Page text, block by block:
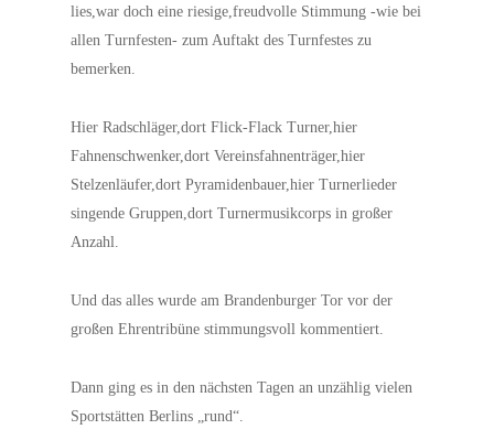
lies,war doch eine riesige,freudvolle Stimmung -wie bei
allen Turnfesten- zum Auftakt des Turnfestes zu
bemerken.
Hier Radschläger,dort Flick-Flack Turner,hier
Fahnenschwenker,dort Vereinsfahnenträger,hier
Stelzenläufer,dort Pyramidenbauer,hier Turnerlieder
singende Gruppen,dort Turnermusikcorps in großer
Anzahl.
Und das alles wurde am Brandenburger Tor vor der
großen Ehrentribüne stimmungsvoll kommentiert.
Dann ging es in den nächsten Tagen an unzählig vielen
Sportstätten Berlins „rund“.